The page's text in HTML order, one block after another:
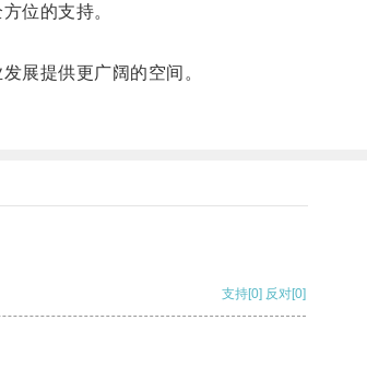
位的支持。
展提供更广阔的空间。
支持[0] 反对[0]